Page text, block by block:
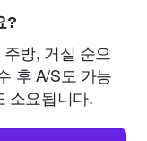
?
방, 거실 순으
후 A/S도 가능
소요됩니다.